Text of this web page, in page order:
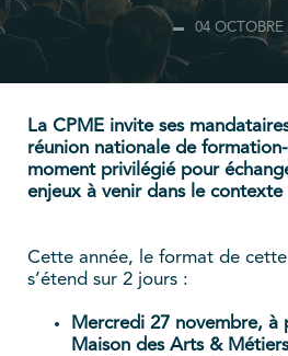
04 OCTOBRE
La CPME invite ses
réunion nationale de
moment privilégié pour
enjeux à venir dans le contexte
Cette année, le format de
s’étend sur 2 jours :
Mercredi 27 novembre, à
Maison des Arts &